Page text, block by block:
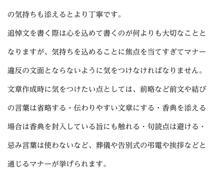
の気持ちも添えるとより丁寧です。
追悼文を書く際は心を込めて書くのが何よりも大切なことと
なりますが、気持ちを込めることに焦点を当てすぎてマナー
違反の文面とならないように気をつけなければなりません。
文章作成時に気をつけたい点としては、前略など前文や結び
の言葉は省略する・伝わりやすい文章にする・香典を添える
場合は香典を封入している旨にも触れる・句読点は避ける・
忌み言葉は使わないなど、葬儀や告別式の弔電や挨拶などと
通じるマナーが挙げられます。